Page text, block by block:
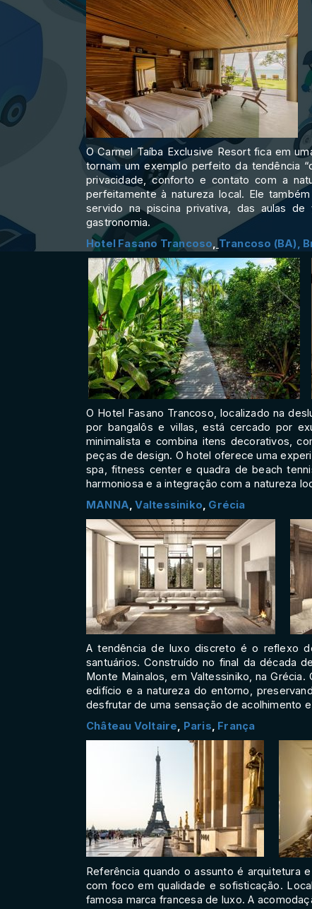
O Carmel Taíba Exclusive Resort fica em
tornam um exemplo perfeito da tendência
privacidade, conforto e contato com a
perfeitamente à natureza local. Ele
servido na piscina privativa, das aulas
gastronomia.
Hotel Fasano Trancoso, Trancoso (BA),
O Hotel Fasano Trancoso, localizado na
por bangalôs e villas, está cercado por
minimalista e combina itens decorativos,
peças de design. O hotel oferece uma
spa, fitness center e quadra de beach
harmoniosa e a integração com a natureza
MANNA,Valtessiniko, Grécia
A tendência de luxo discreto é o reflexo
santuários. Construído no final da década
Monte Mainalos, em Valtessiniko, na
edifício e a natureza do entorno,
desfrutar de uma sensação de acolhimento
Château Voltaire, Paris, França
Referência quando o assunto é arquitetura
com foco em qualidade e sofisticação.
famosa marca francesa de luxo. A